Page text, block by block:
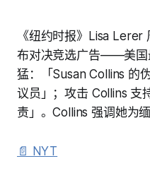
《纽约时报》Lisa
布对决竞选广告——美国
猛：「Susan Collins 的
议员」；攻击 Collins 支
责」。Collins 强调她为
📄 NYT